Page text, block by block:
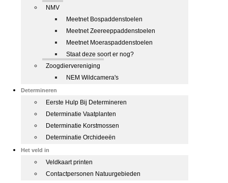
NMV
Meetnet Bospaddenstoelen
Meetnet Zeereeppaddenstoelen
Meetnet Moeraspaddenstoelen
Staat deze soort er nog?
Zoogdiervereniging
NEM Wildcamera's
Determineren
Eerste Hulp Bij Determineren
Determinatie Vaatplanten
Determinatie Korstmossen
Determinatie Orchideeën
Het veld in
Veldkaart printen
Contactpersonen Natuurgebieden